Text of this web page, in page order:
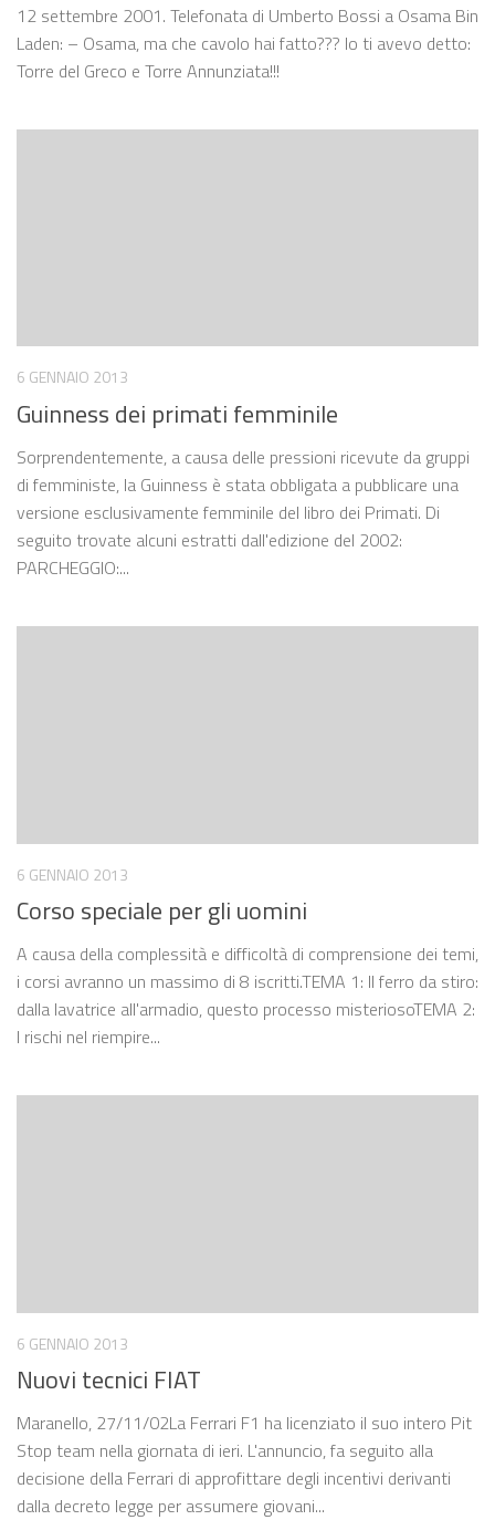
12 settembre 2001. Telefonata di Umberto Bossi a Osama Bin
Laden: – Osama, ma che cavolo hai fatto??? Io ti avevo detto:
Torre del Greco e Torre Annunziata!!!
6 GENNAIO 2013
Guinness dei primati femminile
Sorprendentemente, a causa delle pressioni ricevute da gruppi
di femministe, la Guinness è stata obbligata a pubblicare una
versione esclusivamente femminile del libro dei Primati. Di
seguito trovate alcuni estratti dall'edizione del 2002:
PARCHEGGIO:...
6 GENNAIO 2013
Corso speciale per gli uomini
A causa della complessità e difficoltà di comprensione dei temi,
i corsi avranno un massimo di 8 iscritti.TEMA 1: Il ferro da stiro:
dalla lavatrice all'armadio, questo processo misteriosoTEMA 2:
I rischi nel riempire...
6 GENNAIO 2013
Nuovi tecnici FIAT
Maranello, 27/11/02La Ferrari F1 ha licenziato il suo intero Pit
Stop team nella giornata di ieri. L'annuncio, fa seguito alla
decisione della Ferrari di approfittare degli incentivi derivanti
dalla decreto legge per assumere giovani...